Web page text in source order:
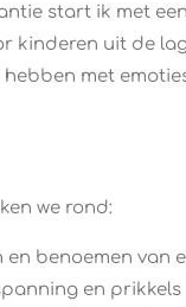
start ik met
kinderen uit de
hebben met
we rond:
en benoemen van
en prikkels